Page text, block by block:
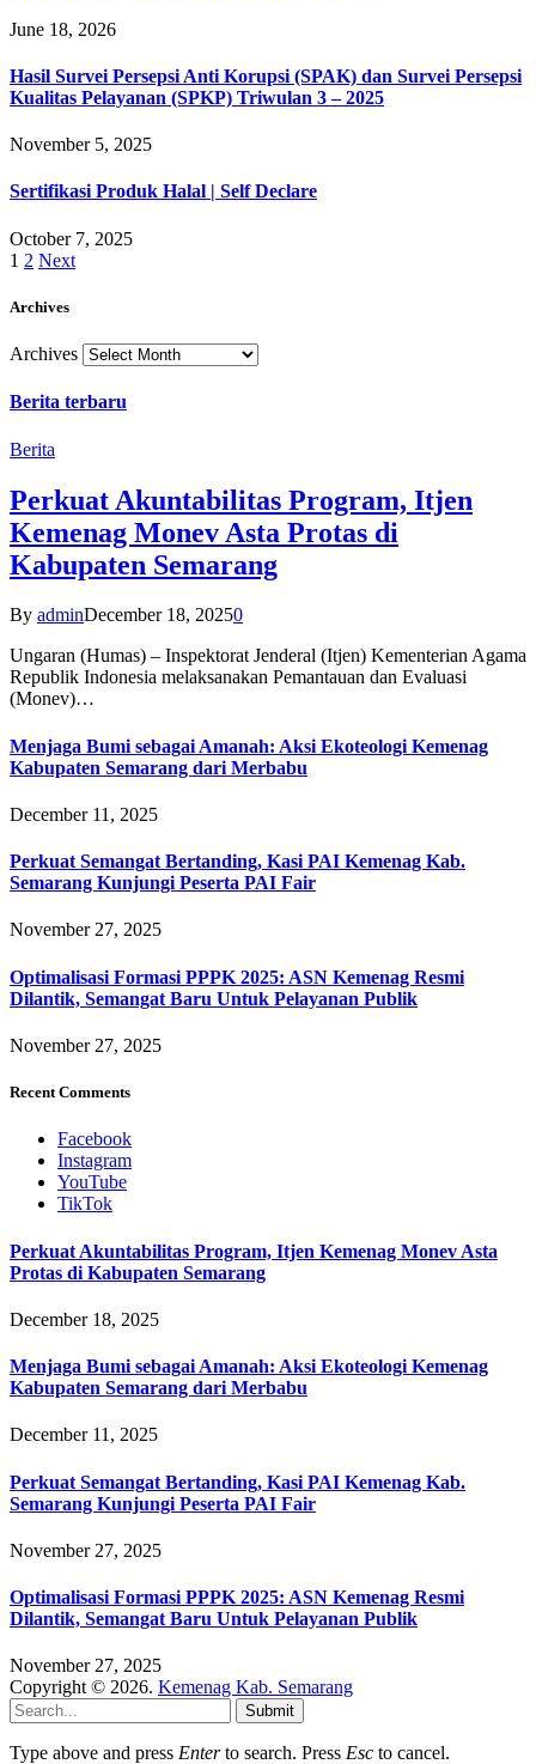
June 18, 2026
Hasil Survei Persepsi Anti Korupsi (SPAK) dan Survei Persepsi
Kualitas Pelayanan (SPKP) Triwulan 3 – 2025
November 5, 2025
Sertifikasi Produk Halal | Self Declare
October 7, 2025
1 2 Next
Archives
Archives
Berita terbaru
Berita
Perkuat Akuntabilitas Program, Itjen
Kemenag Monev Asta Protas di
Kabupaten Semarang
By adminDecember 18, 20250
Ungaran (Humas) – Inspektorat Jenderal (Itjen) Kementerian Agama
Republik Indonesia melaksanakan Pemantauan dan Evaluasi
(Monev)…
Menjaga Bumi sebagai Amanah: Aksi Ekoteologi Kemenag
Kabupaten Semarang dari Merbabu
December 11, 2025
Perkuat Semangat Bertanding, Kasi PAI Kemenag Kab.
Semarang Kunjungi Peserta PAI Fair
November 27, 2025
Optimalisasi Formasi PPPK 2025: ASN Kemenag Resmi
Dilantik, Semangat Baru Untuk Pelayanan Publik
November 27, 2025
Recent Comments
Facebook
Instagram
YouTube
TikTok
Perkuat Akuntabilitas Program, Itjen Kemenag Monev Asta
Protas di Kabupaten Semarang
December 18, 2025
Menjaga Bumi sebagai Amanah: Aksi Ekoteologi Kemenag
Kabupaten Semarang dari Merbabu
December 11, 2025
Perkuat Semangat Bertanding, Kasi PAI Kemenag Kab.
Semarang Kunjungi Peserta PAI Fair
November 27, 2025
Optimalisasi Formasi PPPK 2025: ASN Kemenag Resmi
Dilantik, Semangat Baru Untuk Pelayanan Publik
November 27, 2025
Copyright © 2026. Kemenag Kab. Semarang
Submit
Type above and press Enterto search. Press Esc to cancel.